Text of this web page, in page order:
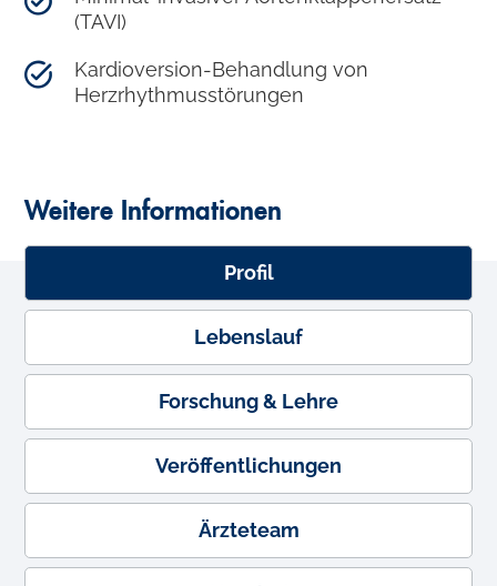
(TAVI)
Kardioversion-Behandlung von
Herzrhythmusstörungen
Weitere Informationen
Profil
Lebenslauf
Forschung & Lehre
Veröffentlichungen
Ärzteteam